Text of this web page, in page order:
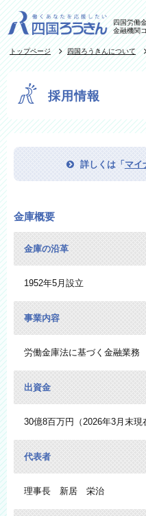
四国労
金融機関
トップページ 四国ろうきんについて
採用情報
詳しくは「 マイ
金庫概要
金庫の沿革
1952年5月設立
事業内容
労働金庫法に基づく金融業務
出資金
30億8百万円（2026年3月末現
代表者
理事長 新居 栄治